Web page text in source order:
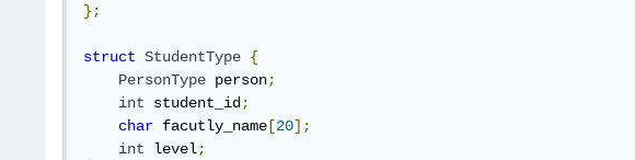
};
struct StudentType {
PersonType person;
int student_id ;
char facutly_name [20];
int level;